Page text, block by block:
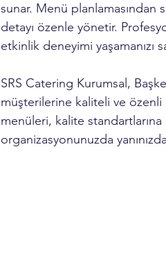
sunar. Menü
detayı özenle yönetir.
etkinlik deneyimi yaşamanızı
SRS Catering Kurumsal,
müşterilerine kaliteli ve özenli
menüleri, kalite standartlarına
organizasyonunuzda